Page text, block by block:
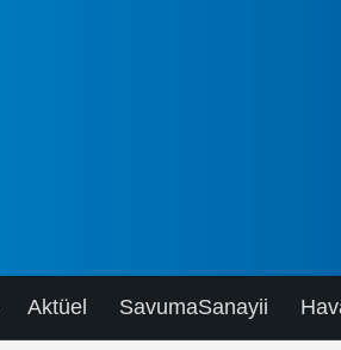
Aktüel SavumaSanayii